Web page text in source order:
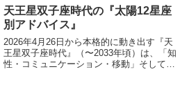
す。双子座は知識やコミュニケーション
を...
天王星双子座時代の『太陽12星座
別アドバイス』
2026年4月26日から本格的に動き出す『天
王星双子座時代』（〜2033年頃）は、「知
性・コミュニケーション・移動」そして